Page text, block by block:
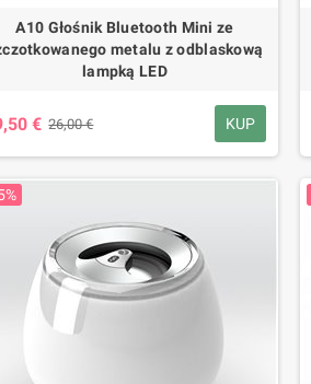
A10 Głośnik Bluetooth Mini ze
metalu z odblaskową
lampką LED
€ 26,00 € KUP